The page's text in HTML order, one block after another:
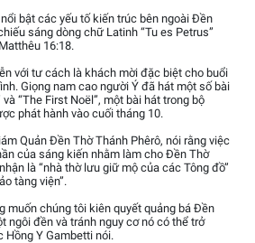
bật các yếu tố kiến trúc bên ngoài Đền
sáng dòng chữ Latinh “Tu es Petrus”
16:18.
với tư cách là khách mời đặc biệt cho buổi
Giọng nam cao người Ý đã hát một số bài
và “The First Noël”, một bài hát trong bộ
phát hành vào cuối tháng 10.
Quản Đền Thờ Thánh Phêrô, nói rằng việc
của sáng kiến nhằm làm cho Đền Thờ
là “nhà thờ lưu giữ mộ của các Tông đồ”
tàng viện”.
muốn chúng tôi kiên quyết quảng bá Đền
ngôi đền và tránh nguy cơ nó có thể trở
Hồng Y Gambetti nói.